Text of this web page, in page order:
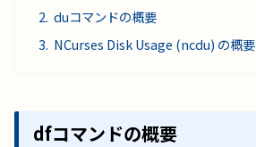
duコマンドの概要
NCurses Disk Usage (ncdu) の概要
dfコマンドの概要